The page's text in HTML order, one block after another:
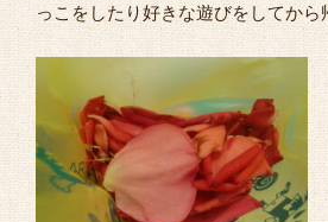
っこをしたり好きな遊びをしてから